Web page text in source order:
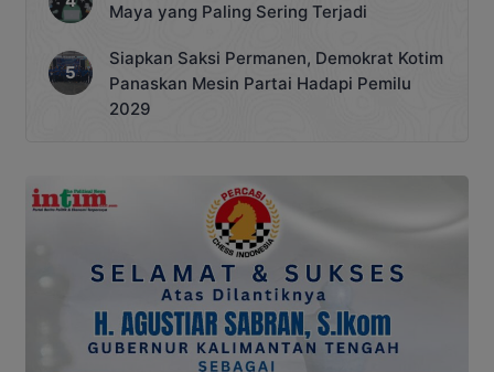
Maya yang Paling Sering Terjadi
Siapkan Saksi Permanen, Demokrat Kotim
Panaskan Mesin Partai Hadapi Pemilu
2029